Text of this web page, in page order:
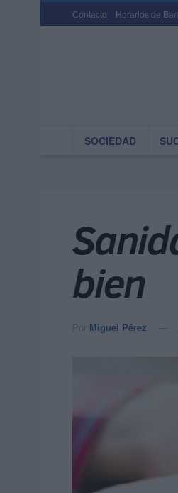
Contacto Horarios de
SOCIEDAD
bien
Por Miguel Pérez